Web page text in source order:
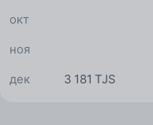
окт
ноя
3 181 TJS
дек